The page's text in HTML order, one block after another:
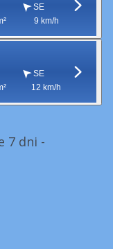
SE
9 km/h
SE
12 km/h
7 dni -